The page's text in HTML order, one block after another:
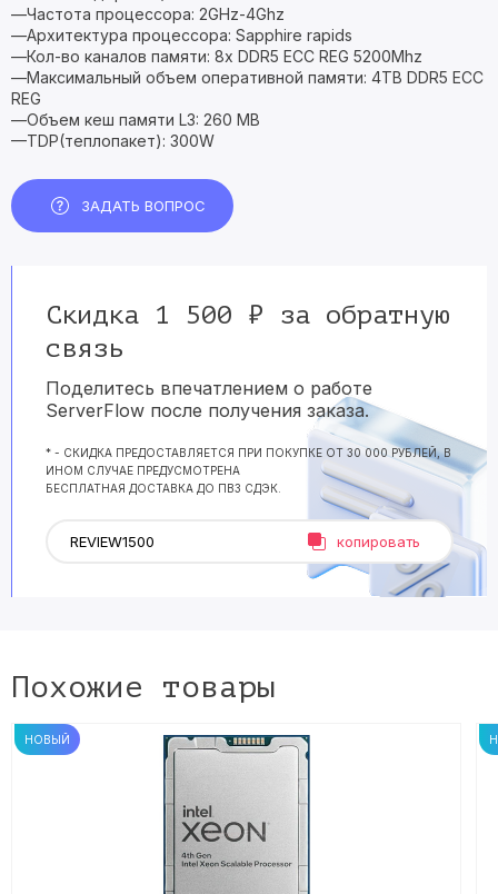
—Частота процессора: 2GHz-4Ghz
—Архитектура процессора: Sapphire rapids
—Кол-во каналов памяти: 8x DDR5 ECC REG 5200Mhz
—Максимальный объем оперативной памяти: 4TB DDR5 ECC
REG
—Объем кеш памяти L3: 260 MB
—TDP(теплопакет): 300W
ЗАДАТЬ ВОПРОС
Скидка 1 500 ₽ за обратную
связь
Поделитесь впечатлением о работе
ServerFlow после получения заказа.
* - СКИДКА ПРЕДОСТАВЛЯЕТСЯ ПРИ ПОКУПКЕ ОТ 30 000 РУБЛЕЙ, В
ИНОМ СЛУЧАЕ ПРЕДУСМОТРЕНА
БЕСПЛАТНАЯ ДОСТАВКА ДО ПВЗ СДЭК.
копировать
Похожие товары
НОВЫЙ